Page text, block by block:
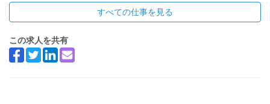
すべての仕事を見る
この求人を共有